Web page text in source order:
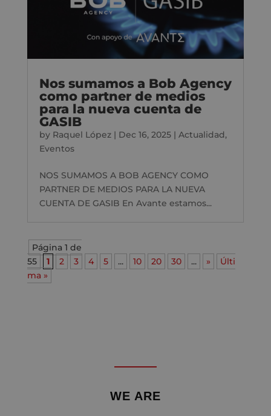
Nos sumamos a Bob Agency
como partner de medios
para la nueva cuenta de
GASIB
by Raquel López| Dec 16, 2025| Actualidad,
Eventos
NOS SUMAMOS A BOB AGENCY COMO
PARTNER DE MEDIOS PARA LA NUEVA
CUENTA DE GASIB En Avante estamos...
Página 1 de
55
1 2 3 4 5 ... 10 20 30 ... »
Últi
ma »
WE ARE